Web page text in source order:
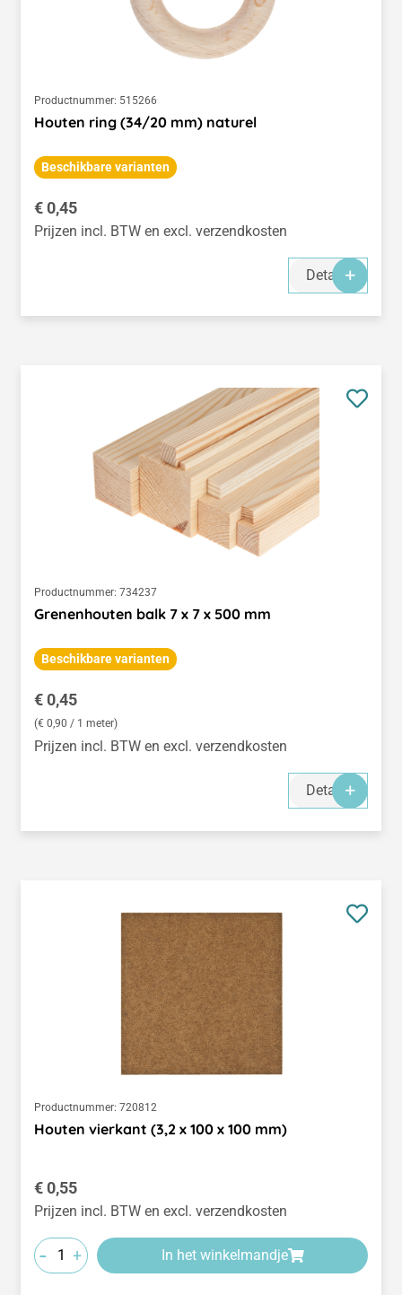
Productnummer: 515266
Houten ring (34/20 mm) naturel
Beschikbare varianten
Normale prijs:
€ 0,45
Prijzen incl. BTW en excl. verzendkosten
Details
Productnummer: 734237
Grenenhouten balk 7 x 7 x 500 mm
Beschikbare varianten
Normale prijs:
€ 0,45
(€ 0,90 / 1 meter)
Prijzen incl. BTW en excl. verzendkosten
Details
Productnummer: 720812
Houten vierkant (3,2 x 100 x 100 mm)
Normale prijs:
€ 0,55
Prijzen incl. BTW en excl. verzendkosten
- + In het winkelmandje